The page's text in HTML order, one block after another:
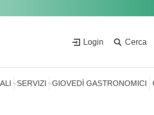
Login Cerca
SERVIZI GIOVEDÌ GASTRONOMICI